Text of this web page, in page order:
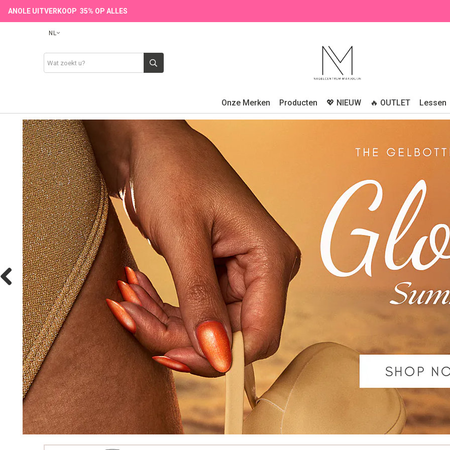
ANOLE UITVERKOOP 35% OP ALLES
NL
Onze Merken Producten 💖 NIEUW 🔥 OUTLET Lessen
Previous